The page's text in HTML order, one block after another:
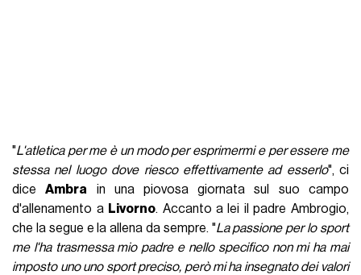
"L'atletica per me è un modo per esprimermi e per essere me
stessa nel luogo dove riesco effettivamente ad esserlo", ci
diceAmbra in una piovosa giornata sul suo campo
d'allenamento a Livorno. Accanto a lei il padre Ambrogio,
che la segue e la allena da sempre. "La passione per lo sport
me l'ha trasmessa mio padre e nello specifico non mi ha mai
imposto uno uno sport preciso, però mi ha insegnato dei valori